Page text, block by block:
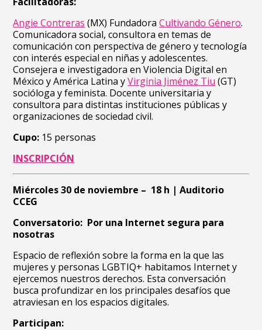
Angie Contreras (MX) FundadoraCultivando Género.
Comunicadora social, consultora en temas de
comunicación con perspectiva de género y tecnología
con interés especial en niñas y adolescentes.
Consejera e investigadora en Violencia Digital en
México y América Latina yVirginia Jiménez Tiu (GT)
socióloga y feminista. Docente universitaria y
consultora para distintas instituciones públicas y
organizaciones de sociedad civil.
Cupo: 15 personas
INSCRIPCIÓN
Miércoles 30 de noviembre – 18 h | Auditorio
CCEG
Conversatorio: Por una Internet segura para
nosotras
Espacio de reflexión sobre la forma en la que las
mujeres y personas LGBTIQ+ habitamos Internet y
ejercemos nuestros derechos. Esta conversación
busca profundizar en los principales desafíos que
atraviesan en los espacios digitales.
Participan: